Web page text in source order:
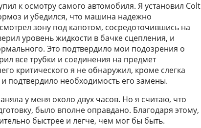
к осмотру самого автомобиля. Я установил Colt
и убедился, что машина надежно
зону под капотом, сосредоточившись на
уровень жидкости в бачке сцепления, и
Это подтвердило мои подозрения о
все трубки и соединения на предмет
критического я не обнаружил, кроме слегка
подтвердило необходимость его замены.
у меня около двух часов. Но я считаю, что
было вполне оправдано. Благодаря этому,
быстрее и легче, чем мог бы быть.